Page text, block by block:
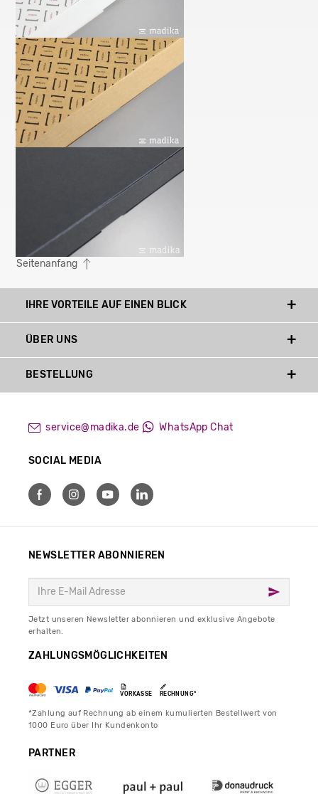
Seitenanfang
IHRE VORTEILE AUF EINEN BLICK
service@madika.de WhatsApp Chat
SOCIAL MEDIA
ÜBER UNS
BESTELLUNG
NEWSLETTER ABONNIEREN
Jetzt unseren Newsletter abonnieren und exklusive Angebote
erhalten.
ZAHLUNGSMÖGLICHKEITEN
VORKASSE RECHNUNG*
*Zahlung auf Rechnung ab einem kumulierten Bestellwert von
1000 Euro über Ihr Kundenkonto
PARTNER